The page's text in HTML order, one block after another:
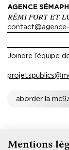
AGENCE
RÉMI FORT ET
Joindre l’équipe
aborder la
Mentions